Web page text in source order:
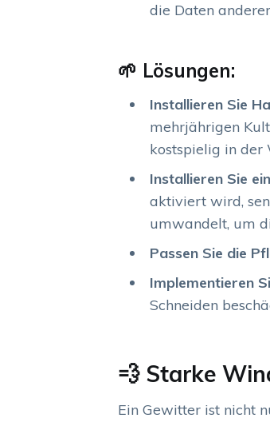
die Daten
🌱 Lösungen:
Installieren Sie
mehrjährigen
kostspielig in der
Installieren Sie
aktiviert wird,
umwandelt, um
Passen Sie die
Implementieren
Schneiden
💨 Starke
Ein Gewitter ist nicht